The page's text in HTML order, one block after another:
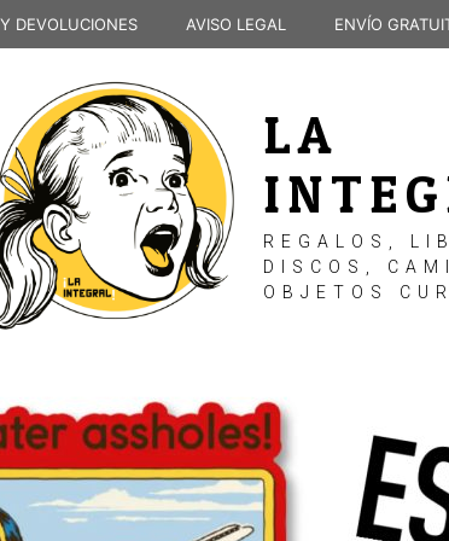
DEVOLUCIONES AVISO LEGAL ENVÍO
LA
REGALOS,
DISCOS,
OBJETOS